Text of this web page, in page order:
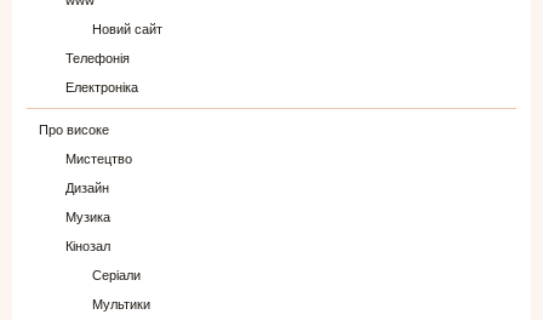
Новий сайт
Телефонія
Електроніка
Про високе
Мистецтво
Дизайн
Музика
Кінозал
Серіали
Мультики